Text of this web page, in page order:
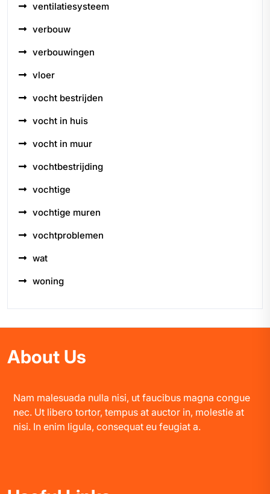
ventilatiesysteem
verbouw
verbouwingen
vloer
vocht bestrijden
vocht in huis
vocht in muur
vochtbestrijding
vochtige
vochtige muren
vochtproblemen
wat
woning
About Us
Nam malesuada nulla nisi, ut faucibus magna congue
nec. Ut libero tortor, tempus at auctor in, molestie at
nisi. In enim ligula, consequat eu feugiat a.